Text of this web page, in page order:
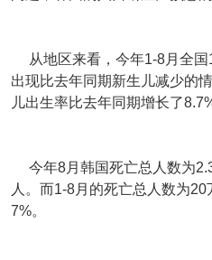
从地区来看，今年1-8月全国
出现比去年同期新生儿减少的
儿出生率比去年同期增长了
今年8月韩国死亡总人数为
人。而1-8月的死亡总人数为
7%。